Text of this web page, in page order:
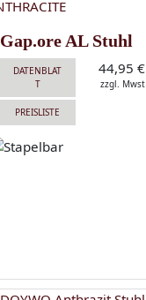
Gap.ore AL Stuhl
DATENBLAT
T
PREISLISTE
44,95 €
zzgl. Mwst